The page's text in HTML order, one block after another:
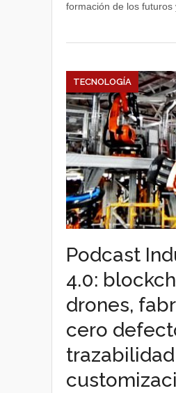
formación de los futuros
TECNOLOGÍA
Podcast
4.0:
drones,
cero